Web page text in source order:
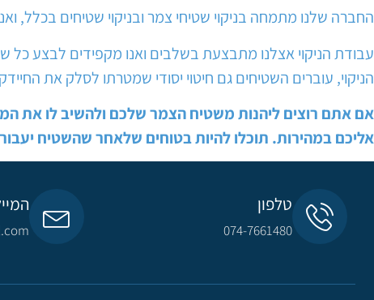
החברה שלנו מתמחה בניקוי שטיחי צמר ובניקוי שטיחים בכלל,
עבודת הניקוי אצלנו מתבצעת בשלבים ואנו מקפידים לבצע כל
הניקוי, עוברים השטיחים גם חיטוי יסודי שמטרתו לסלק את
אם אתם רוצים ליהנות משטיח הצמר שלכם ולהשיב לו את
אליכם במהירות. תוכלו להיות בטוחים שלאחר שהשטיח
טלפון
074-7661480